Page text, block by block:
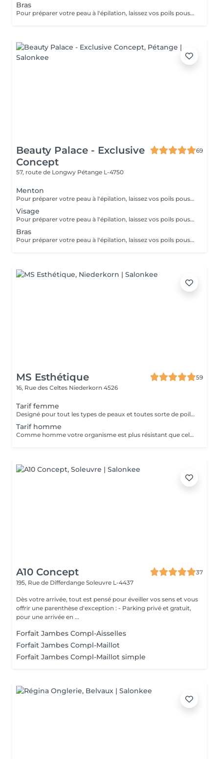
Bras
Pour préparer votre peau à l'épilation, laissez vos poils pousser pendant au moins deux semaines après le dernier rasage pour assurer une longueur adéquate. Il est également recommandé, mais non indispensable, d'effectuer un gommage doux 24 heures avant la séance pour éliminer les cellules mortes et faciliter l'extraction des poils. Le jour de l'épilation, évitez d'appliquer des crèmes ou des huiles sur la zone concernée afin d'assurer une bonne adhérence de la cire. Enfin, protégez votre peau en évitant l'exposition au soleil ou les séances de bronzage, qui pourraient la rendre plus sensible et irritable.
Beauty Palace - Exclusive
Concept
69
57, route de Longwy Pétange L-4750
Menton
Pour préparer votre peau à l'épilation, laissez vos poils pousser pendant au moins deux semaines après le dernier rasage pour assurer une longueur adéquate. Il est également recommandé, mais non indispensable, d'effectuer un gommage doux 24 heures avant la séance pour éliminer les cellules mortes et faciliter l'extraction des poils. Le jour de l'épilation, évitez d'appliquer des crèmes ou des huiles sur la zone concernée afin d'assurer une bonne adhérence de la cire. Enfin, protégez votre peau en évitant l'exposition au soleil ou les séances de bronzage, qui pourraient la rendre plus sensible et irritable.
Visage
Pour préparer votre peau à l'épilation, laissez vos poils pousser pendant au moins deux semaines après le dernier rasage pour assurer une longueur adéquate. Il est également recommandé, mais non indispensable, d'effectuer un gommage doux 24 heures avant la séance pour éliminer les cellules mortes et faciliter l'extraction des poils. Le jour de l'épilation, évitez d'appliquer des crèmes ou des huiles sur la zone concernée afin d'assurer une bonne adhérence de la cire. Enfin, protégez votre peau en évitant l'exposition au soleil ou les séances de bronzage, qui pourraient la rendre plus sensible et irritable.
Bras
Pour préparer votre peau à l'épilation, laissez vos poils pousser pendant au moins deux semaines après le dernier rasage pour assurer une longueur adéquate. Il est également recommandé, mais non indispensable, d'effectuer un gommage doux 24 heures avant la séance pour éliminer les cellules mortes et faciliter l'extraction des poils. Le jour de l'épilation, évitez d'appliquer des crèmes ou des huiles sur la zone concernée afin d'assurer une bonne adhérence de la cire. Enfin, protégez votre peau en évitant l'exposition au soleil ou les séances de bronzage, qui pourraient la rendre plus sensible et irritable.
MS Esthétique
59
16, Rue des Celtes Niederkorn 4526
Tarif femme
Designé pour tout les types de peaux et toutes sorte de poils. Notre laser diode qui fonctionne à trois ondes et ateint ainsi un niveau différent de profondeur. De plus sans sentir de douleurs. Attention! Pour votre premier RDV veuillez prendre un RDV INFORMATION pour remplir le dossier personnel!
Tarif homme
Comme homme votre organisme est plus résistant que celui de la femme et dans la pluspart des cas vous aurez besoin de plusieurs séances. Designé pour tout les types de peaux et toutes sorte de poils. Notre laser qui fonctionne à trois ondes et ateint ainsi un niveau différent de profondeur. De plus sans sentir de douleurs. Attention! Pour votre premier RDV veuillez prendre un RDV INFORMATION pour remplir le dossier personnel!
A10 Concept
37
195, Rue de Differdange Soleuvre L-4437
Dès votre arrivée, tout est pensé pour éveiller vos sens et vous
offrir une parenthèse d'exception : - Parking privé et gratuit,
pour une arrivée en ...
Forfait Jambes Compl-Aisselles
Forfait Jambes Compl-Maillot
Forfait Jambes Compl-Maillot simple